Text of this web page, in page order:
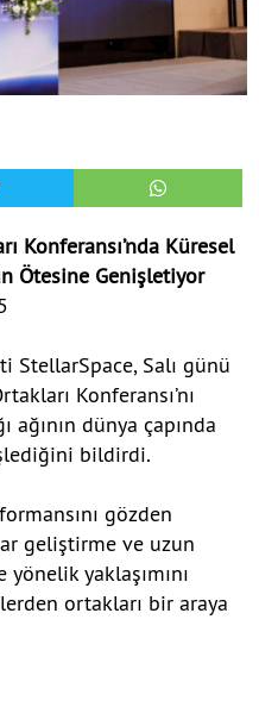
Konferansı’nda Küresel
Ötesine Genişletiyor
StellarSpace, Salı günü
Konferansı’nı
dünya çapında
bildirdi.
gözden
geliştirme ve uzun
yaklaşımını
ortakları bir araya